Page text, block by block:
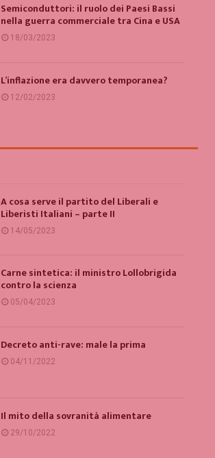
Semiconduttori: il ruolo dei Paesi Bassi
nella guerra commerciale tra Cina e USA
18/03/2023
L’inflazione era davvero temporanea?
12/02/2023
A cosa serve il partito del Liberali e
Liberisti Italiani – parte II
14/05/2023
Carne sintetica: il ministro Lollobrigida
contro la scienza
05/04/2023
Decreto anti-rave: male la prima
04/11/2022
Il mito della sovranità alimentare
29/10/2022